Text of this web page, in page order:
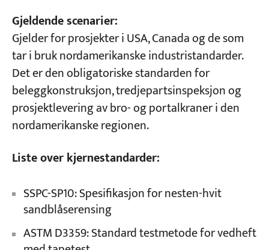
Gjeldende scenarier:
Gjelder for prosjekter i USA, Canada og de som
tar i bruk nordamerikanske industristandarder.
Det er den obligatoriske standarden for
beleggkonstruksjon, tredjepartsinspeksjon og
prosjektlevering av bro- og portalkraner i den
nordamerikanske regionen.
Liste over kjernestandarder:
SSPC-SP10: Spesifikasjon for nesten-hvit
sandblåserensing
ASTM D3359: Standard testmetode for vedheft